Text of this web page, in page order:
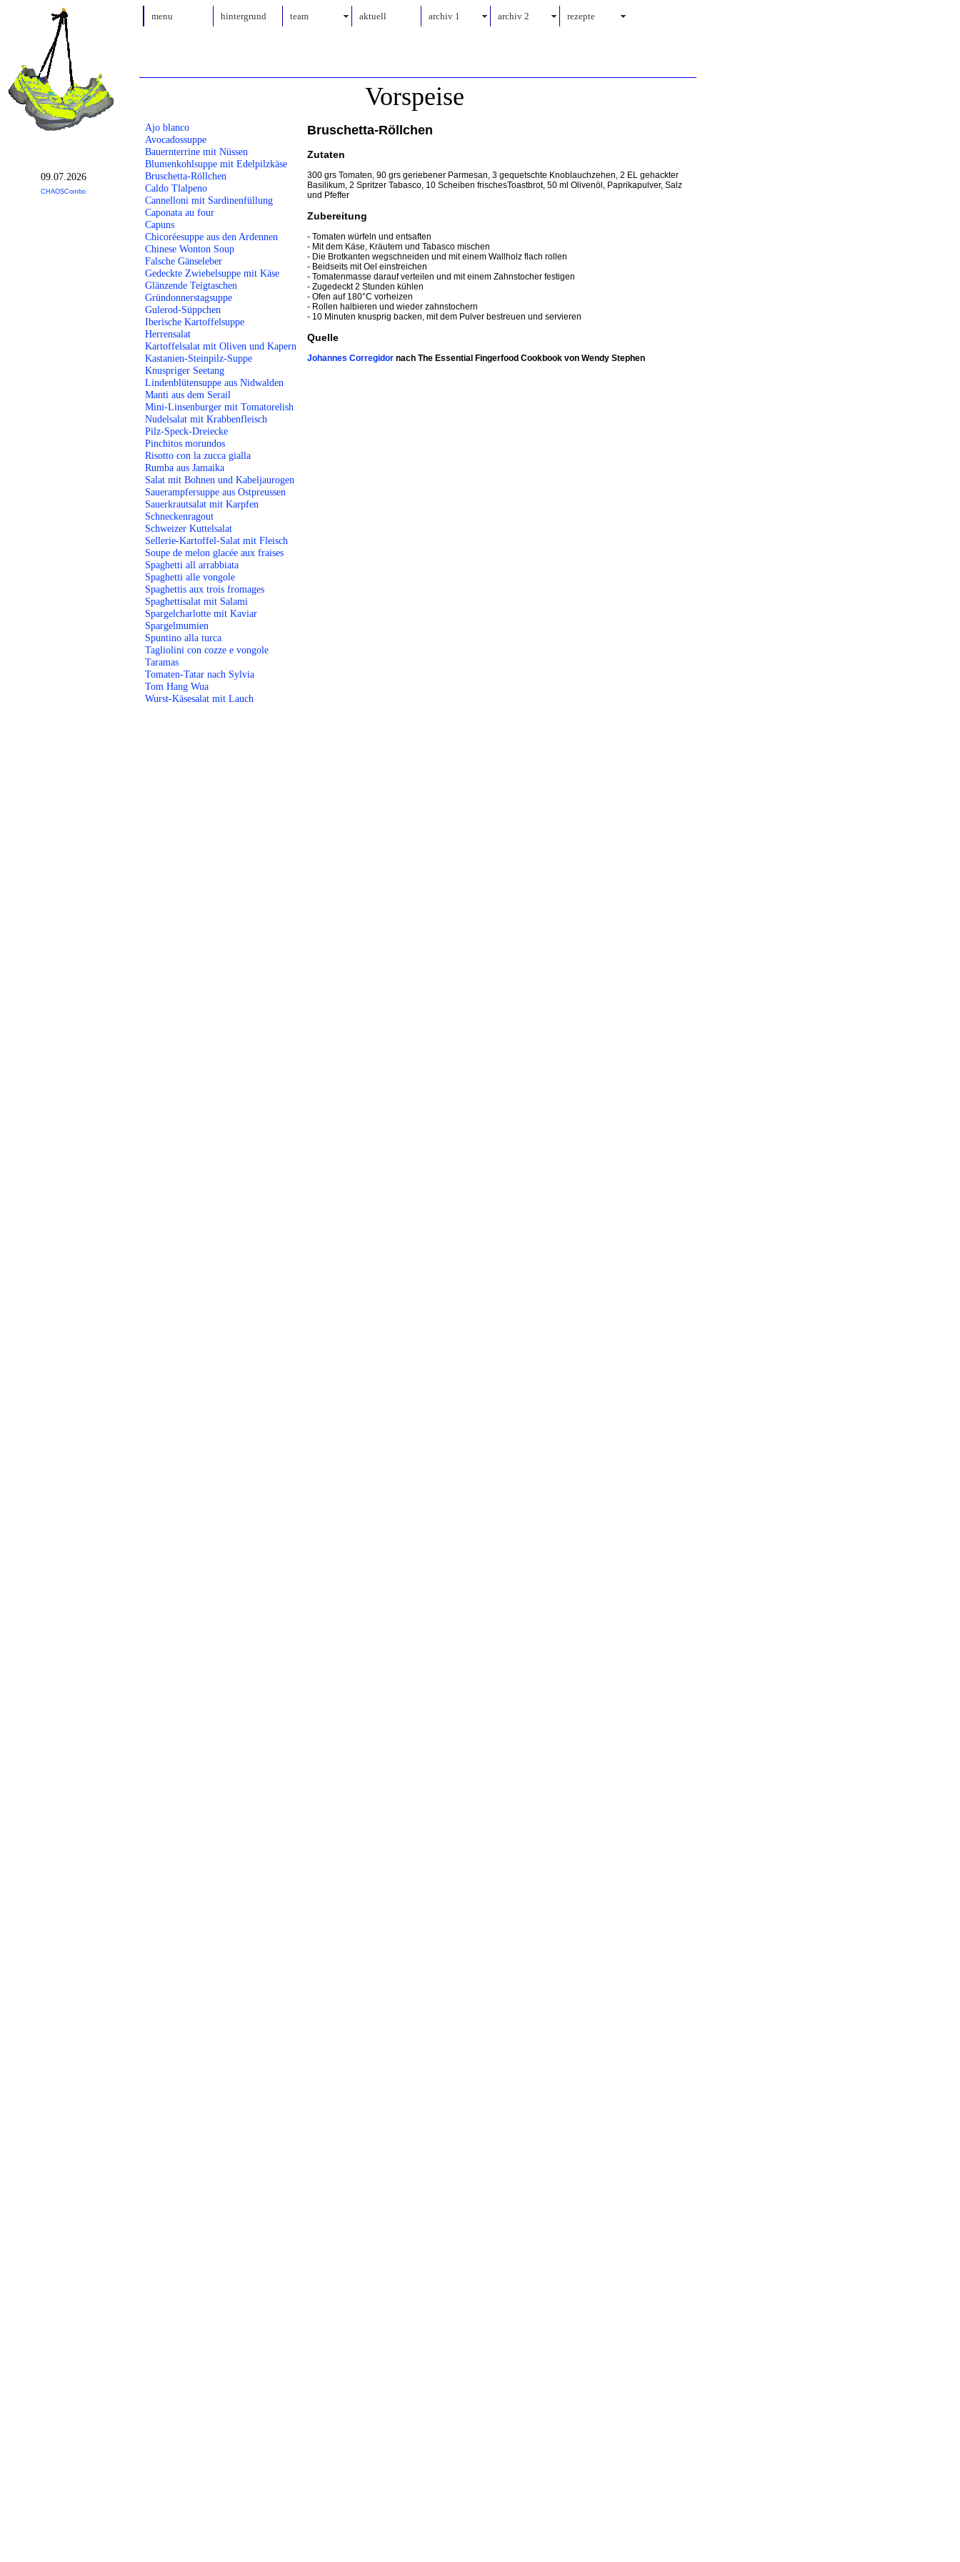
Vorspeise
Bruschetta-Röllchen
Zutaten
300 grs Tomaten, 90 grs geriebener Parmesan, 3 gequetschte Knoblauchzehen, 2 EL gehackter
Basilikum, 2 Spritzer Tabasco, 10 Scheiben frischesToastbrot, 50 ml Olivenöl, Paprikapulver, Salz
und Pfeffer
Zubereitung
- Tomaten würfeln und entsaften
- Mit dem Käse, Kräutern und Tabasco mischen
- Die Brotkanten wegschneiden und mit einem Wallholz flach rollen
- Beidseits mit Oel einstreichen
- Tomatenmasse darauf verteilen und mit einem Zahnstocher festigen
- Zugedeckt 2 Stunden kühlen
- Ofen auf 180°C vorheizen
- Rollen halbieren und wieder zahnstochern
- 10 Minuten knusprig backen, mit dem Pulver bestreuen und servieren
Quelle
Johannes Corregidor nach The Essential Fingerfood Cookbook von Wendy Stephen
Ajo blanco
Avocadossuppe
Bauernterrine mit Nüssen
Blumenkohlsuppe mit Edelpilzkäse
Bruschetta-Röllchen
Caldo Tlalpeno
Cannelloni mit Sardinenfüllung
Caponata au four
Capuns
Chicoréesuppe aus den Ardennen
Chinese Wonton Soup
Falsche Gänseleber
Gedeckte Zwiebelsuppe mit Käse
Glänzende Teigtaschen
Gründonnerstagsuppe
Gulerod-Süppchen
Iberische Kartoffelsuppe
Herrensalat
Kartoffelsalat mit Oliven und Kapern
Kastanien-Steinpilz-Suppe
Knuspriger Seetang
Lindenblütensuppe aus Nidwalden
Manti aus dem Serail
Mini-Linsenburger mit Tomatorelish
Nudelsalat mit Krabbenfleisch
Pilz-Speck-Dreiecke
Pinchitos morundos
Risotto con la zucca gialla
Rumba aus Jamaika
Salat mit Bohnen und Kabeljaurogen
Sauerampfersuppe aus Ostpreussen
Sauerkrautsalat mit Karpfen
Schneckenragout
Schweizer Kuttelsalat
Sellerie-Kartoffel-Salat mit Fleisch
Soupe de melon glacée aux fraises
Spaghetti all arrabbiata
Spaghetti alle vongole
Spaghettis aux trois fromages
Spaghettisalat mit Salami
Spargelcharlotte mit Kaviar
Spargelmumien
Spuntino alla turca
Tagliolini con cozze e vongole
Taramas
Tomaten-Tatar nach Sylvia
Tom Hang Wua
Wurst-Käsesalat mit Lauch
09.07.2026
CHAOSCombo
menu hintergrund team aktuell archiv 1 archiv 2 rezepte